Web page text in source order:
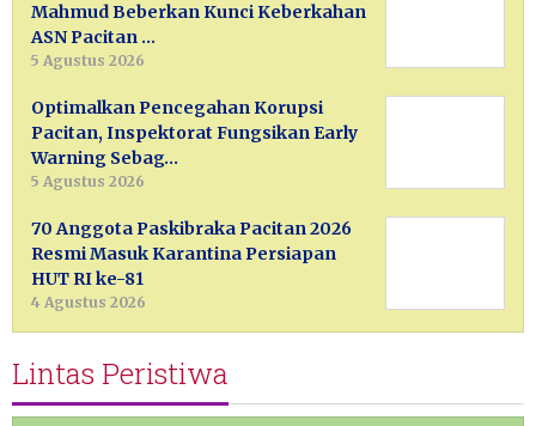
Mahmud Beberkan Kunci Keberkahan
ASN Pacitan …
5 Agustus 2026
Optimalkan Pencegahan Korupsi
Pacitan, Inspektorat Fungsikan Early
Warning Sebag…
5 Agustus 2026
70 Anggota Paskibraka Pacitan 2026
Resmi Masuk Karantina Persiapan
HUT RI ke-81
4 Agustus 2026
Lintas Peristiwa